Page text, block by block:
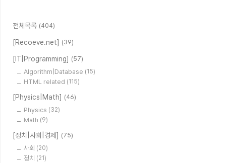
전체목록 (404)
[Recoeve.net] (39)
[IT|Programming] (57)
Algorithm|Database (15)
HTML related (115)
[Physics|Math] (46)
Physics (32)
Math (9)
[정치|사회|경제] (75)
사회 (20)
정치 (21)